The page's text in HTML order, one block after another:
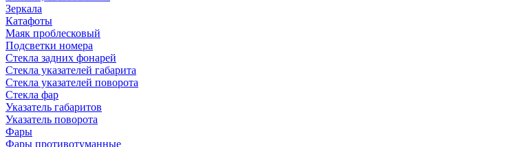
Зеркала
Катафоты
Маяк проблесковый
Подсветки номера
Стекла задних фонарей
Стекла указателей габарита
Стекла указателей поворота
Стекла фар
Указатель габаритов
Указатель поворота
Фары
Фары противотуманные